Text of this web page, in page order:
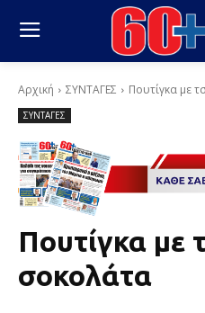
Αρχική ΣΥΝΤΑΓΕΣ Πουτίγκα με
ΣΥΝΤΑΓΕΣ
Πουτίγκα με
σοκολάτα